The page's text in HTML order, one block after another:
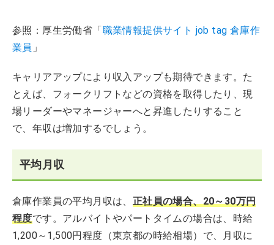
参照：厚生労働省「職業情報提供サイト job tag 倉庫作
業員 」
キャリアアップにより収入アップも期待できます。た
とえば、フォークリフトなどの資格を取得したり、現
場リーダーやマネージャーへと昇進したりすること
で、年収は増加するでしょう。
平均月収
倉庫作業員の平均月収は、 正社員の場合、20～30万円
程度です。アルバイトやパートタイムの場合は、時給
1,200～1,500円程度（東京都の時給相場）で、月収に